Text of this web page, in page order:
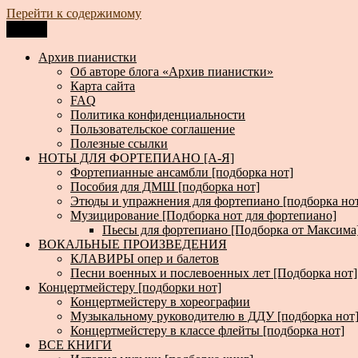
Перейти к содержимому
Архив пианистки
Всё для пианистов: ноты, книги, музыка, статьи…
Архив пианистки
Об авторе блога «Архив пианистки»
Карта сайта
FAQ
Политика конфиденциальности
Пользовательское соглашение
Полезные ссылки
НОТЫ ДЛЯ ФОРТЕПИАНО [А-Я]
Фортепианные ансамбли [подборка нот]
Пособия для ДМШ [подборка нот]
Этюды и упражнения для фортепиано [подборка
Музицирование [Подборка нот для фортепиано]
Пьесы для фортепиано [Подборка от
ВОКАЛЬНЫЕ ПРОИЗВЕДЕНИЯ
КЛАВИРЫ опер и балетов
Песни военных и послевоенных лет [Подборка нот]
Концертмейстеру [подборки нот]
Концертмейстеру в хореографии
Музыкальному руководителю в ДДУ [подборка нот]
Концертмейстеру в классе флейты [подборка нот]
ВСЕ КНИГИ